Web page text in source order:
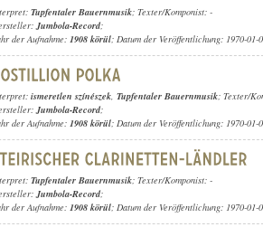
Tupfentaler Bauernmusik; Texter/Komponist: -
Jumbola-Record;
der Aufnahme: 1908 körül; Datum der Veröffentlichung: 1970-01-
ismeretlen színészek, Tupfentaler Bauernmusik; Texter/
Jumbola-Record;
der Aufnahme: 1908 körül; Datum der Veröffentlichung: 1970-01-
Tupfentaler Bauernmusik; Texter/Komponist: -
Jumbola-Record;
der Aufnahme: 1908 körül; Datum der Veröffentlichung: 1970-01-